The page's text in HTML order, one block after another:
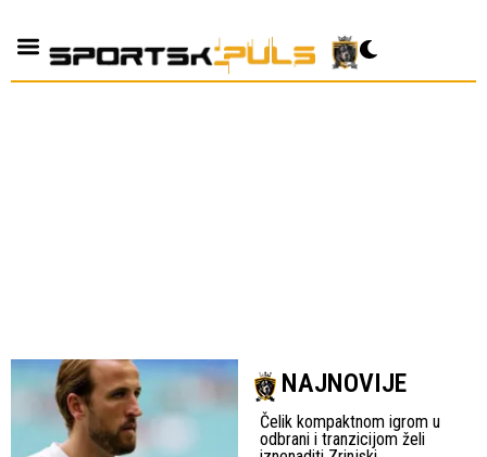
NAJNOVIJE
Čelik kompaktnom igrom u
odbrani i tranzicijom želi